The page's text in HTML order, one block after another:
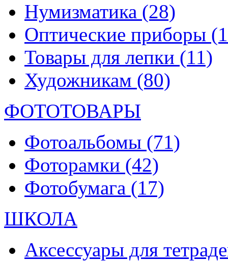
Нумизматика (28)
Оптические приборы
Товары для лепки (11)
Художникам (80)
ФОТОТОВАРЫ
Фотоальбомы (71)
Фоторамки (42)
Фотобумага (17)
ШКОЛА
Аксессуары для